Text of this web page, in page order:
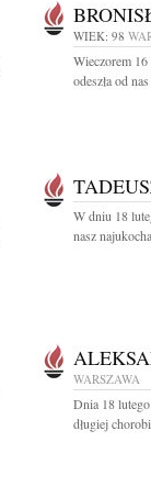
WIEK: 98
Wieczorem
odeszła od
W dniu 18
nasz
WARSZAWA
Dnia 18
długiej